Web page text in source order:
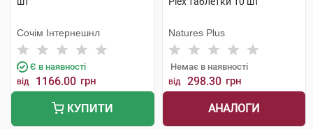
Сочім Інтернешнл
Є в наявності
від 1166.00 грн
КУПИТИ
Natures Plus
Немає в наявності
від 298.30 грн
АНАЛОГИ